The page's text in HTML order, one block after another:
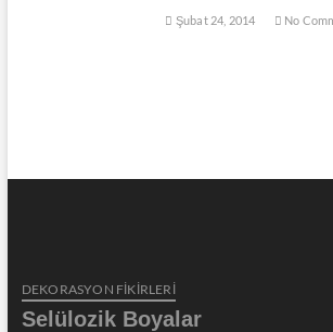
Şubat 24, 2014 No
DEKORASYON FİKİRLERİ
Selülozik Boyalar